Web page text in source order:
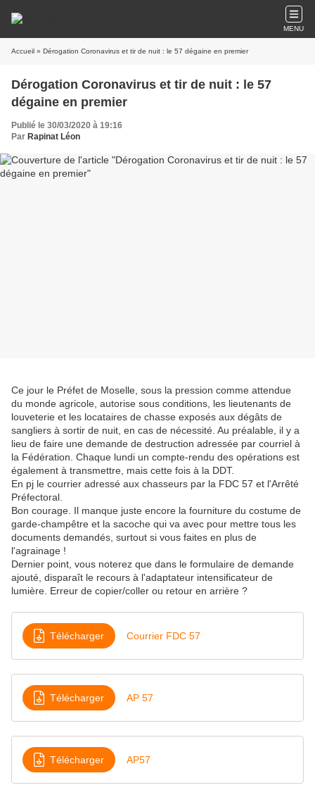
MENU
Accueil » Dérogation Coronavirus et tir de nuit : le 57 dégaine en premier
Dérogation Coronavirus et tir de nuit : le 57
dégaine en premier
Publié le 30/03/2020 à 19:16
Par Rapinat Léon
Ce jour le Préfet de Moselle, sous la pression comme attendue
du monde agricole, autorise sous conditions, les lieutenants de
louveterie et les locataires de chasse exposés aux dégâts de
sangliers à sortir de nuit, en cas de nécessité. Au préalable, il y a
lieu de faire une demande de destruction adressée par courriel à
la Fédération. Chaque lundi un compte-rendu des opérations est
également à transmettre, mais cette fois à la DDT.
En pj le courrier adressé aux chasseurs par la FDC 57 et l'Arrêté
Préfectoral.
Bon courage. Il manque juste encore la fourniture du costume de
garde-champêtre et la sacoche qui va avec pour mettre tous les
documents demandés, surtout si vous faites en plus de
l'agrainage !
Dernier point, vous noterez que dans le formulaire de demande
ajouté, disparaît le recours à l'adaptateur intensificateur de
lumière. Erreur de copier/coller ou retour en arrière ?
Télécharger Courrier FDC 57
Télécharger AP 57
Télécharger AP57